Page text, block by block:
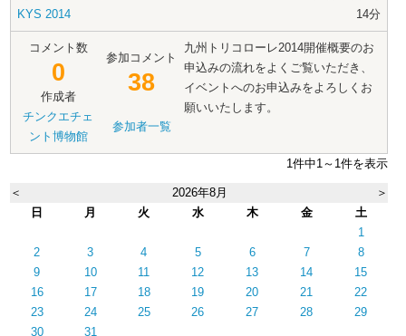
KYS 2014
14分
コメント数
0
作成者
チンクエチェ
ント博物館
参加コメント
38
参加者一覧
九州トリコローレ2014開催概要のお
申込みの流れをよくご覧いただき、
イベントへのお申込みをよろしくお
願いいたします。
1件中1～1件を表示
＜ 2026年8月
＞
日
月 火 水 木 金
土
1
2
3 4 5 6 7
8
9
10 11 12 13 14
15
16
17 18 19 20 21
22
23
24 25 26 27 28
29
30
31